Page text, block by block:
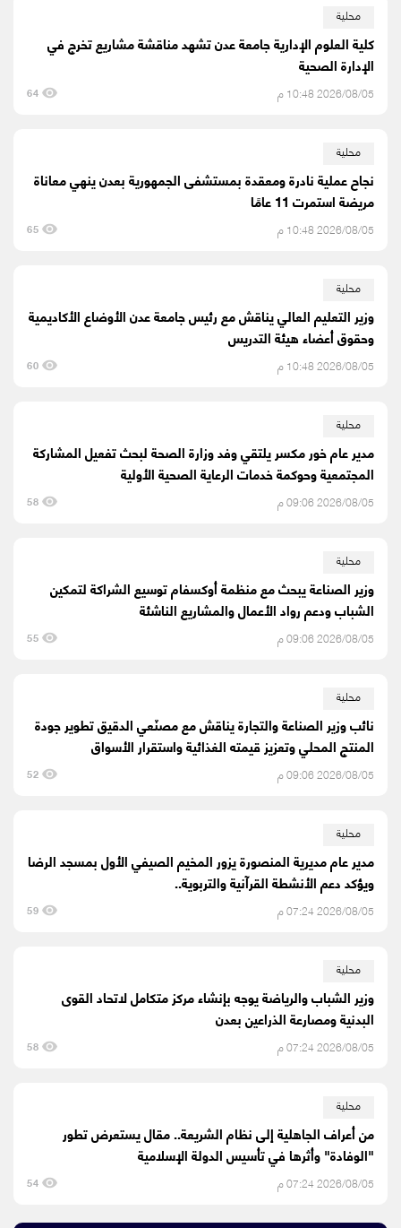
محلية
كلية العلوم الإدارية جامعة عدن تشهد مناقشة مشاريع تخرج في
الإدارة الصحية
2026/08/05 10:48 م 64
محلية
نجاح عملية نادرة ومعقدة بمستشفى الجمهورية بعدن ينهي معاناة
مريضة استمرت 11 عامًا
2026/08/05 10:48 م 65
محلية
وزير التعليم العالي يناقش مع رئيس جامعة عدن الأوضاع الأكاديمية
وحقوق أعضاء هيئة التدريس
2026/08/05 10:48 م 60
محلية
مدير عام خور مكسر يلتقي وفد وزارة الصحة لبحث تفعيل المشاركة
المجتمعية وحوكمة خدمات الرعاية الصحية الأولية
2026/08/05 09:06 م 58
محلية
وزير الصناعة يبحث مع منظمة أوكسفام توسيع الشراكة لتمكين
الشباب ودعم رواد الأعمال والمشاريع الناشئة
2026/08/05 09:06 م 55
محلية
نائب وزير الصناعة والتجارة يناقش مع مصنّعي الدقيق تطوير جودة
المنتج المحلي وتعزيز قيمته الغذائية واستقرار الأسواق
2026/08/05 09:06 م 52
محلية
مدير عام مديرية المنصورة يزور المخيم الصيفي الأول بمسجد الرضا
ويؤكد دعم الأنشطة القرآنية والتربوية..
2026/08/05 07:24 م 59
محلية
وزير الشباب والرياضة يوجه بإنشاء مركز متكامل لاتحاد القوى
البدنية ومصارعة الذراعين بعدن
2026/08/05 07:24 م 58
محلية
من أعراف الجاهلية إلى نظام الشريعة.. مقال يستعرض تطور
"الوفادة" وأثرها في تأسيس الدولة الإسلامية
2026/08/05 07:24 م 54